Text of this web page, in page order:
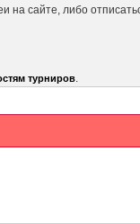
сайте, либо
турниров.